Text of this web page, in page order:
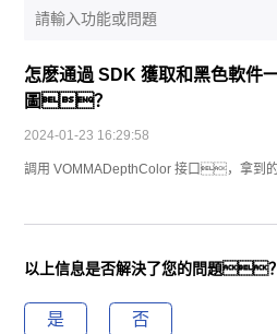
怎麽通過 SDK 獲取和黑色軟件
圖？
2024-01-23 16:29:58
調用 VOMMADepthColor 接口，拿
以上信息是否解決了您的問題？
是 否